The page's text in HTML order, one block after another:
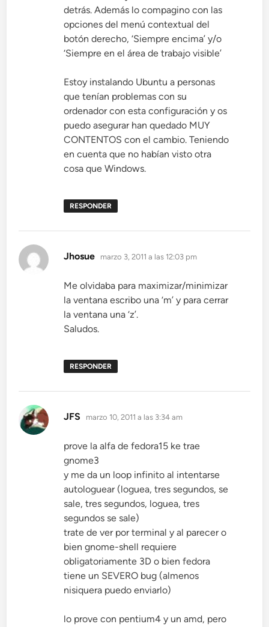
detrás. Además lo compagino con las
opciones del menú contextual del
botón derecho, ‘Siempre encima’ y/o
‘Siempre en el área de trabajo visible’
Estoy instalando Ubuntu a personas
que tenían problemas con su
ordenador con esta configuración y os
puedo asegurar han quedado MUY
CONTENTOS con el cambio. Teniendo
en cuenta que no habían visto otra
cosa que Windows.
RESPONDER
Jhosue dice:
marzo 3, 2011 a las 12:03 pm
Me olvidaba para maximizar/minimizar
la ventana escribo una ‘m’ y para cerrar
la ventana una ‘z’.
Saludos.
RESPONDER
JFS dice:
marzo 10, 2011 a las 3:34 am
prove la alfa de fedora15 ke trae
gnome3
y me da un loop infinito al intentarse
autologuear (loguea, tres segundos, se
sale, tres segundos, loguea, tres
segundos se sale)
trate de ver por terminal y al parecer o
bien gnome-shell requiere
obligatoriamente 3D o bien fedora
tiene un SEVERO bug (almenos
nisiquera puedo enviarlo)
lo prove con pentium4 y un amd, pero